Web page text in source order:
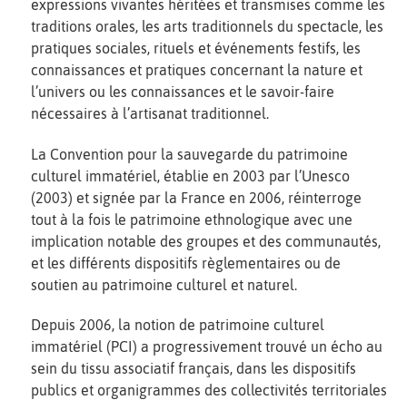
expressions vivantes héritées et transmises comme les
traditions orales, les arts traditionnels du spectacle, les
pratiques sociales, rituels et événements festifs, les
connaissances et pratiques concernant la nature et
l’univers ou les connaissances et le savoir-faire
nécessaires à l’artisanat traditionnel.
La Convention pour la sauvegarde du patrimoine
culturel immatériel, établie en 2003 par l’Unesco
(2003) et signée par la France en 2006, réinterroge
tout à la fois le patrimoine ethnologique avec une
implication notable des groupes et des communautés,
et les différents dispositifs règlementaires ou de
soutien au patrimoine culturel et naturel.
Depuis 2006, la notion de patrimoine culturel
immatériel (PCI) a progressivement trouvé un écho au
sein du tissu associatif français, dans les dispositifs
publics et organigrammes des collectivités territoriales